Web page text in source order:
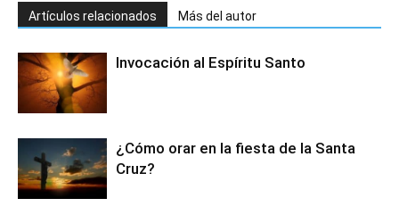
Artículos relacionados Más del autor
Invocación al Espíritu Santo
¿Cómo orar en la fiesta de la Santa
Cruz?